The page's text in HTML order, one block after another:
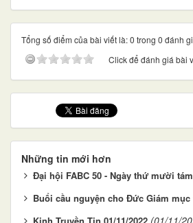
Tổng số điểm của bài viết là: 0 trong 0 đánh
Click để đánh giá bài
Những tin mới hơn
Đại hội FABC 50 - Ngày thứ mười tám
Buổi cầu nguyện cho Đức Giám
Kinh Truyền Tin 01/11/2022 (01/11/